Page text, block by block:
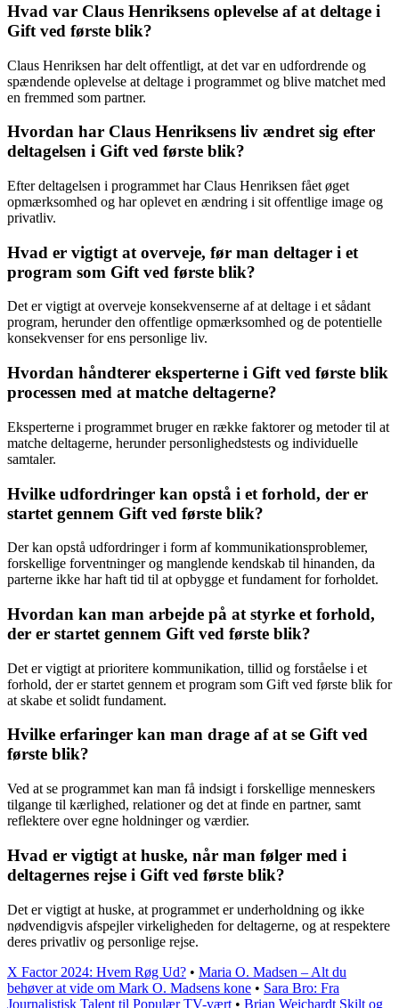
Hvad var Claus Henriksens oplevelse af at deltage i
Gift ved første blik?
Claus Henriksen har delt offentligt, at det var en udfordrende og
spændende oplevelse at deltage i programmet og blive matchet med
en fremmed som partner.
Hvordan har Claus Henriksens liv ændret sig efter
deltagelsen i Gift ved første blik?
Efter deltagelsen i programmet har Claus Henriksen fået øget
opmærksomhed og har oplevet en ændring i sit offentlige image og
privatliv.
Hvad er vigtigt at overveje, før man deltager i et
program som Gift ved første blik?
Det er vigtigt at overveje konsekvenserne af at deltage i et sådant
program, herunder den offentlige opmærksomhed og de potentielle
konsekvenser for ens personlige liv.
Hvordan håndterer eksperterne i Gift ved første blik
processen med at matche deltagerne?
Eksperterne i programmet bruger en række faktorer og metoder til at
matche deltagerne, herunder personlighedstests og individuelle
samtaler.
Hvilke udfordringer kan opstå i et forhold, der er
startet gennem Gift ved første blik?
Der kan opstå udfordringer i form af kommunikationsproblemer,
forskellige forventninger og manglende kendskab til hinanden, da
parterne ikke har haft tid til at opbygge et fundament for forholdet.
Hvordan kan man arbejde på at styrke et forhold,
der er startet gennem Gift ved første blik?
Det er vigtigt at prioritere kommunikation, tillid og forståelse i et
forhold, der er startet gennem et program som Gift ved første blik for
at skabe et solidt fundament.
Hvilke erfaringer kan man drage af at se Gift ved
første blik?
Ved at se programmet kan man få indsigt i forskellige menneskers
tilgange til kærlighed, relationer og det at finde en partner, samt
reflektere over egne holdninger og værdier.
Hvad er vigtigt at huske, når man følger med i
deltagernes rejse i Gift ved første blik?
Det er vigtigt at huske, at programmet er underholdning og ikke
nødvendigvis afspejler virkeligheden for deltagerne, og at respektere
deres privatliv og personlige rejse.
X Factor 2024: Hvem Røg Ud? • Maria O. Madsen – Alt du
behøver at vide om Mark O. Madsens kone • Sara Bro: Fra
Journalistisk Talent til Populær TV-vært • Brian Weichardt Skilt og